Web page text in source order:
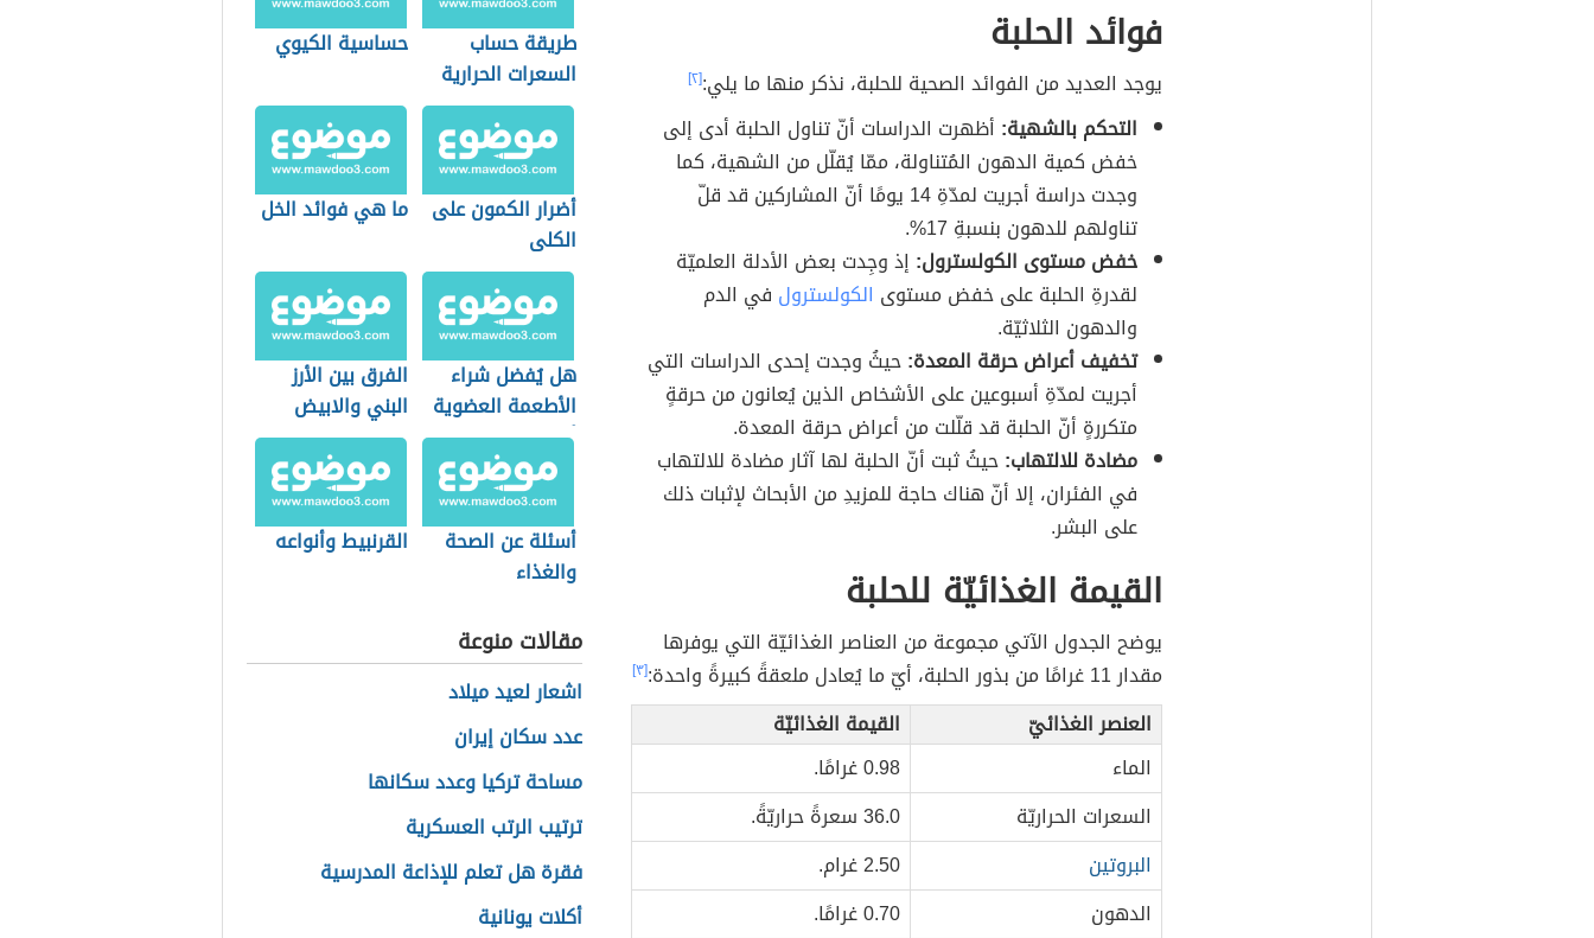
فوائد الحلبة
يوجد العديد من الفوائد الصحية للحلبة، نذكر منها ما يلي:[٢]
التحكم بالشهية: أظهرت الدراسات أنّ تناول الحلبة أدى إلى
خفض كمية الدهون المُتناولة، ممّا يُقلّل من الشهية، كما
وجدت دراسة أجريت لمدّةِ 14 يومًا أنّ المشاركين قد قلّ
تناولهم للدهون بنسبةِ 17%.
خفض مستوى الكولسترول: إذ وجِدت بعض الأدلة العلميّة
لقدرةِ الحلبة على خفض مستوى الكولسترول في الدم
والدهون الثلاثيّة.
تخفيف أعراض حرقة المعدة:حيثُ وجدت إحدى الدراسات التي
أجريت لمدّةِ أسبوعين على الأشخاص الذين يُعانون من حرقةٍ
متكررةٍ أنّ الحلبة قد قلّلت من أعراض حرقة المعدة.
مضادة للالتهاب:حيثُ ثبت أنّ الحلبة لها آثار مضادة للالتهاب
في الفئران، إلا أنّ هناك حاجة للمزيدِ من الأبحاث لإثبات ذلك
على البشر.
القيمة الغذائيّة للحلبة
يوضح الجدول الآتي مجموعة من العناصر الغذائيّة التي يوفرها
مقدار 11 غرامًا من بذور الحلبة، أيّ ما يُعادل ملعقةً كبيرةً واحدة:
[٣]
العنصر الغذائيّ
القيمة الغذائيّة
الماء
0.98 غرامًا.
السعرات الحراريّة
36.0 سعرةً حراريّةً.
البروتين
2.50 غرام.
الدهون
0.70 غرامًا.
طريقة حساب
السعرات الحرارية
في الطعام
حساسية الكيوي
أضرار الكمون على
الكلى
ما هي فوائد الخل
هل يُفضل شراء
الأطعمة العضوية
أثناء التسوق؟
الفرق بين الأرز
البني والابيض
أسئلة عن الصحة
والغذاء
القرنبيط وأنواعه
مقالات منوعة
اشعار لعيد ميلاد
عدد سكان إيران
مساحة تركيا وعدد سكانها
ترتيب الرتب العسكرية
فقرة هل تعلم للإذاعة المدرسية
أكلات يونانية